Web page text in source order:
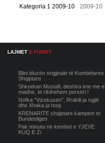
Kategoria 1 2009-10 2009-10
LAJMET E FUNDIT
Blini bluzën origjinale të Kombëtares
Shqiptare
Shkodran Mustafi, deshira ime me e
madhe, te rikthehem perseri !
Nofka “Vizekusen”, Rraklli ja ngjiti
dhe Xhaka ja hoqi
KRENARITE shqiptare kampion te
Bundesliges
Pak minuta ne kembet e YJEVE
KUQ E Zi